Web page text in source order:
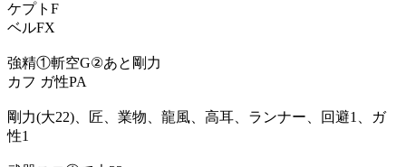
ケプトF
ベルFX
強精①斬空G②あと剛力
カフ ガ性PA
剛力(大22)、匠、業物、龍風、高耳、ランナー、回避1、ガ
性1